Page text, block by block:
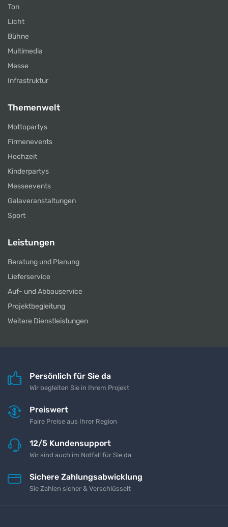
Ton
Licht
Bühne
Multimedia
Messe
Infrastruktur
Themenwelt
Mottopartys
Firmenevents
Hochzeit
Kinderpartys
Messeevents
Galaveranstaltungen
Sport
Leistungen
Beratung und Planung
Lieferservice
Auf- und Abbauservice
Projektbegleitung
Weitere Dienstleistungen
Persönlich für Sie da
Wir begleiten Sie in Ihrem Projekt
Preiswert
Faire Preise aus Ihrer Region
12/5 Kundensupport
Wir sind auch im Notfall für Sie da
Sichere Zahlungsabwicklung
Sie Zahlen sicher & Verschlüsselt